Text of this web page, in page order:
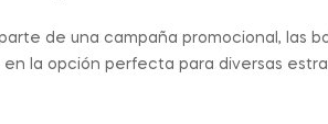
de una campaña promocional, las
la opción perfecta para diversas